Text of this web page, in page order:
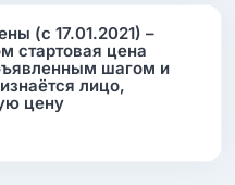
(с 17.01.2021) –
стартовая цена
шагом и
лицо,
цену